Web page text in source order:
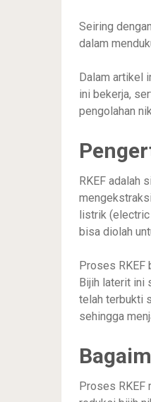
Seiring
dalam
Dalam artikel
ini bekerja,
pengolahan
RKEF adalah
listrik (electric
bisa diolah
Proses RKEF
Bijih laterit ini
telah terbukti
sehingga
Proses RKEF